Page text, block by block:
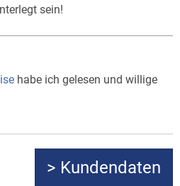
sein!
habe ich gelesen und willige